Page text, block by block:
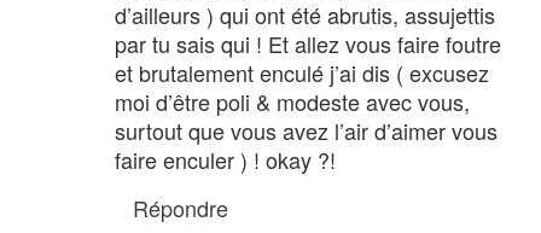
d’ailleurs ) qui ont été abrutis, assujettis
par tu sais qui ! Et allez vous faire foutre
et brutalement enculé j’ai dis ( excusez
moi d’être poli & modeste avec vous,
surtout que vous avez l’air d’aimer vous
faire enculer ) ! okay ?!
Répondre